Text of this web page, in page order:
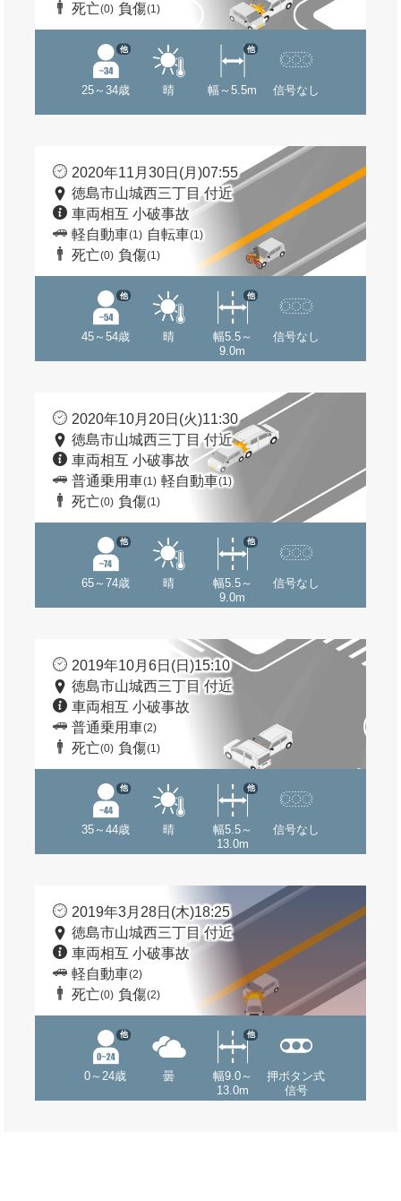
死亡(0) 負傷(1)
25～34歳
他
晴 幅～5.5m
他
信号なし
2020年11月30日(月)07:55
徳島市山城西三丁目 付近
車両相互 小破事故
軽自動車(1) 自転車(1)
死亡(0) 負傷(1)
45～54歳
他
晴
幅5.5～
9.0m
他
信号なし
2020年10月20日(火)11:30
徳島市山城西三丁目 付近
車両相互 小破事故
普通乗用車(1) 軽自動車(1)
死亡(0) 負傷(1)
65～74歳
他
晴
幅5.5～
9.0m
他
信号なし
2019年10月6日(日)15:10
徳島市山城西三丁目 付近
車両相互 小破事故
普通乗用車(2)
死亡(0) 負傷(1)
35～44歳
他
晴
幅5.5～
13.0m
他
信号なし
2019年3月28日(木)18:25
徳島市山城西三丁目 付近
車両相互 小破事故
軽自動車(2)
死亡(0) 負傷(2)
0～24歳
他
曇
幅9.0～
13.0m
他
押ボタン式
信号